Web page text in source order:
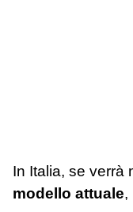
In Italia, se verrà
modello attuale,